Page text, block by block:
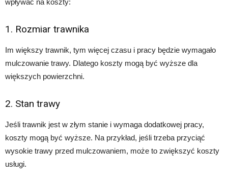
wpływać na koszty:
1. Rozmiar trawnika
Im większy trawnik, tym więcej czasu i pracy będzie wymagało
mulczowanie trawy. Dlatego koszty mogą być wyższe dla
większych powierzchni.
2. Stan trawy
Jeśli trawnik jest w złym stanie i wymaga dodatkowej pracy,
koszty mogą być wyższe. Na przykład, jeśli trzeba przyciąć
wysokie trawy przed mulczowaniem, może to zwiększyć koszty
usługi.